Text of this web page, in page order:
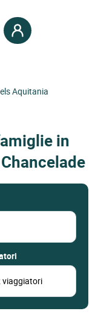
Aquitania
in